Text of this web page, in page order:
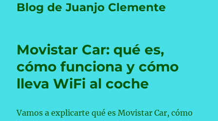
Blog de Juanjo Clemente
Movistar Car: qué es,
cómo funciona y cómo
lleva WiFi al coche
Vamos a explicarte qué es Movistar Car, cómo